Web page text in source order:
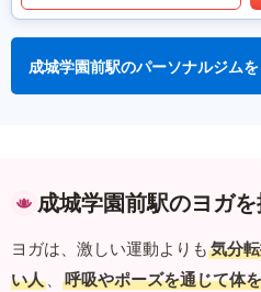
成城学園前駅のパーソナルジム
成城学園前駅のヨガ
ヨガは、激しい運動よりも 気分
い人 、 呼吸やポーズを通じて体